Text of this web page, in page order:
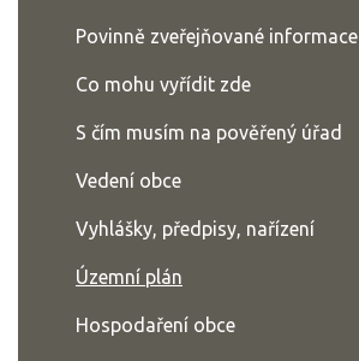
Povinně zveřejňované informace
Co mohu vyřídit zde
S čím musím na pověřený úřad
Vedení obce
Vyhlášky, předpisy, nařízení
Územní plán
Hospodaření obce